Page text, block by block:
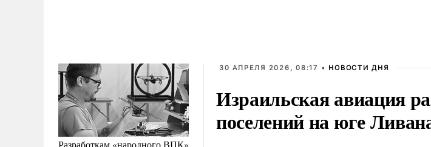
Разработкам «народного ВПК»
30 АПРЕЛЯ 2026, 08:17 • НОВОСТИ ДНЯ
Израильская авиация
поселений на юге